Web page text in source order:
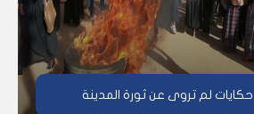
لم تروى عن ثورة المدينة